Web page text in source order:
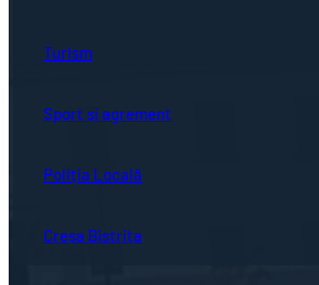
Turism
Sport și agrement
Poliția Locală
Creșa Bistrița